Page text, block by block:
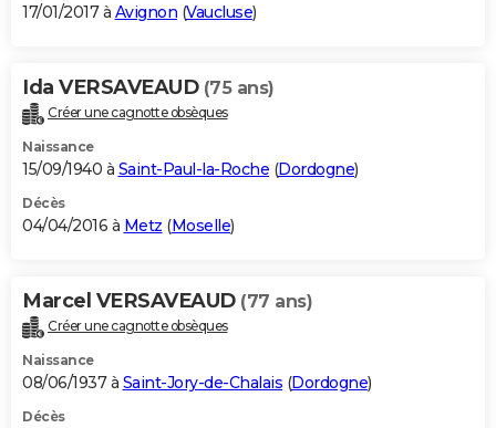
17/01/2017 à Avignon (Vaucluse)
Ida VERSAVEAUD (75 ans)
Créer une cagnotte obsèques
Naissance
15/09/1940 à Saint-Paul-la-Roche (Dordogne)
Décès
04/04/2016 à Metz (Moselle)
Marcel VERSAVEAUD (77 ans)
Créer une cagnotte obsèques
Naissance
08/06/1937 à Saint-Jory-de-Chalais (Dordogne)
Décès